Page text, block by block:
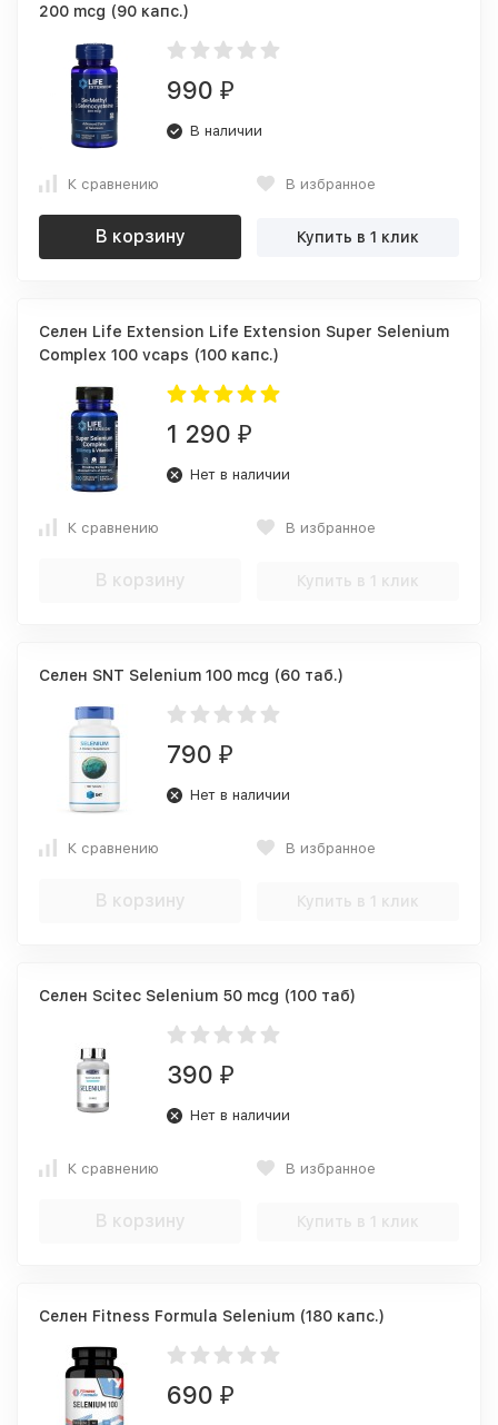
200 mcg (90 капс.)
990 ₽
В наличии
К сравнению В избранное
В корзину Купить в 1 клик
Селен Life Extension Life Extension Super Selenium
Complex 100 vcaps (100 капс.)
1 290 ₽
Нет в наличии
К сравнению В избранное
В корзину Купить в 1 клик
Селен SNT Selenium 100 mcg (60 таб.)
790 ₽
Нет в наличии
К сравнению В избранное
В корзину Купить в 1 клик
Селен Scitec Selenium 50 mcg (100 таб)
390 ₽
Нет в наличии
К сравнению В избранное
В корзину Купить в 1 клик
Селен Fitness Formula Selenium (180 капс.)
690 ₽